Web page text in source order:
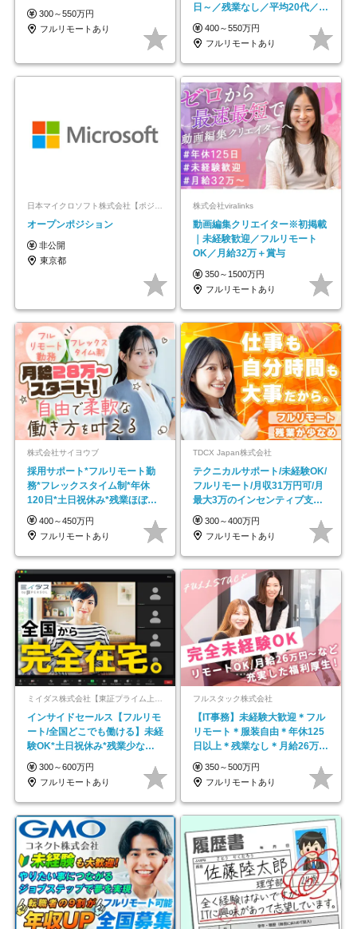
300～550万円
フルリモートあり
日～／残業なし／平均20代／リ
モートOK
400～550万円
フルリモートあり
日本マイクロソフト株式会社【ポジションマッチ登録】
オープンポジション
非公開
東京都
株式会社viralinks
動画編集クリエイター※初掲載
｜未経験歓迎／フルリモート
OK／月給32万＋賞与
350～1500万円
フルリモートあり
株式会社サイヨウブ
採用サポート*フルリモート勤
務*フレックスタイム制*年休
120日*土日祝休み*残業ほぼな
し*育児中社員8割以上
400～450万円
フルリモートあり
TDCX Japan株式会社
テクニカルサポート/未経験OK/
フルリモート/月収31万円可/月
最大3万のインセンティブ支給/
平均年齢33歳
300～400万円
フルリモートあり
ミイダス株式会社【東証プライム上場パーソルグループ】
インサイドセールス【フルリモ
ート/全国どこでも働ける】未経
験OK*土日祝休み*残業少なめ*
在宅勤務手当あり
300～600万円
フルリモートあり
フルスタック株式会社
【IT事務】未経験大歓迎＊フル
リモート＊服装自由＊年休125
日以上＊残業なし＊月給26万円
以上
350～500万円
フルリモートあり